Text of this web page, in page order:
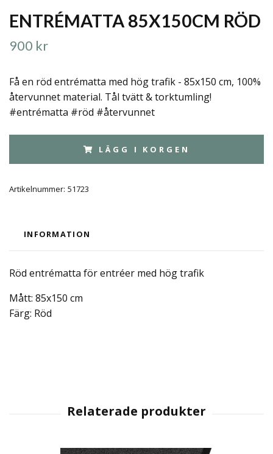
ENTRÉMATTA 85X150CM RÖD
900 kr
Få en röd entrématta med hög trafik - 85x150 cm, 100%
återvunnet material. Tål tvätt & torktumling!
#entrématta #röd #återvunnet
LÄGG I KORGEN
Artikelnummer: 51723
INFORMATION
Röd entrématta för entréer med hög trafik
Mått: 85x150 cm
Färg: Röd